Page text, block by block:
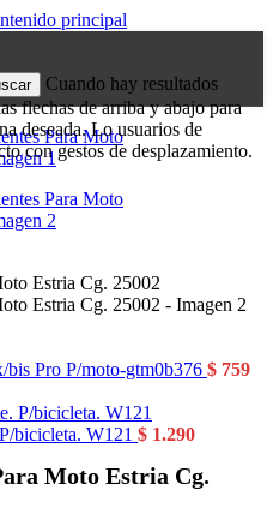
principal
Cuando hay resultados
flechas de arriba y abajo para
deseada. Lo usuarios de
con gestos de desplazamiento.
bis Pro P/moto-gtm0b376 $ 759
bicicleta. W121 $ 1.290
Moto Estria Cg.